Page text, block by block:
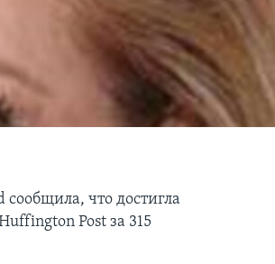
что достигла
Post за 315